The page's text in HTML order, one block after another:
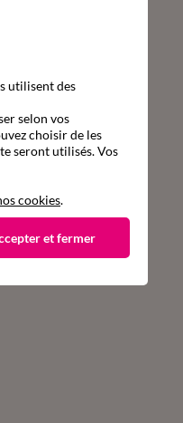
utilisent des
selon vos
choisir de les
seront utilisés. Vos
cookies.
et fermer